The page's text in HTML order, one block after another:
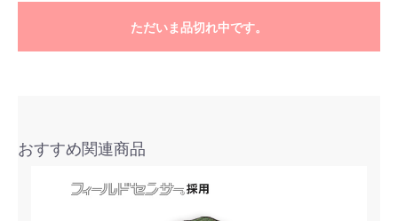
ただいま品切れ中です。
おすすめ関連商品